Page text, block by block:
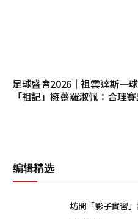
足球盛會2026｜祖雲達斯一
「祖記」擁躉羅淑佩：合理
编辑精选
坊間「影子實習